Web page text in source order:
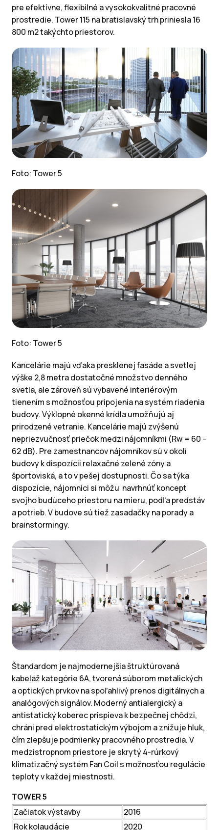
pre efektívne, flexibilné a vysokokvalitné pracovné
prostredie. Tower 115 na bratislavský trh priniesla 16
800 m2 takýchto priestorov.
Foto: Tower 5
Foto: Tower 5
Kancelárie majú vďaka presklenej fasáde a svetlej
výške 2,8 metra dostatočné množstvo denného
svetla, ale zároveň sú vybavené interiérovým
tienením s možnosťou pripojenia na systém riadenia
budovy. Výklopné okenné krídla umožňujú aj
prirodzené vetranie. Kancelárie majú zvýšenú
nepriezvučnosť priečok medzi nájomníkmi (Rw = 60 –
62 dB). Pre zamestnancov nájomníkov sú v okolí
budovy k dispozícii relaxačné zelené zóny a
športoviská, a to v pešej dostupnosti. Čo sa týka
dispozície, nájomníci si môžu navrhnúť koncept
svojho budúceho priestoru na mieru, podľa predstáv
a potrieb. V budove sú tiež zasadačky na porady a
brainstormingy.
Štandardom je najmodernejšia štruktúrovaná
kabeláž kategórie 6A, tvorená súborom metalických
a optických prvkov na spoľahlivý prenos digitálnych a
analógových signálov. Moderný antialergický a
antistatický koberec prispieva k bezpečnej chôdzi,
chráni pred elektrostatickým výbojom a znižuje hluk,
čím zlepšuje podmienky pracovného prostredia. V
medzistropnom priestore je skrytý 4-rúrkový
klimatizačný systém Fan Coil s možnosťou regulácie
teploty v každej miestnosti.
TOWER 5
Začiatok výstavby
2016
Rok kolaudácie
2020